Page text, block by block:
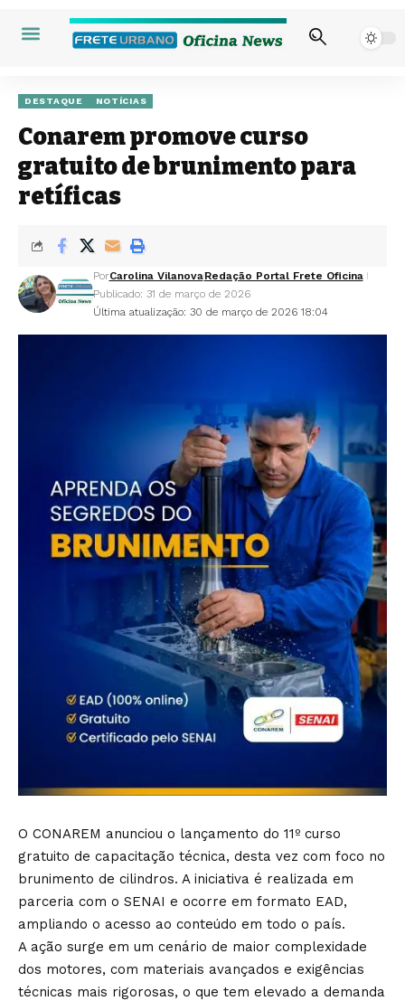
DESTAQUE NOTÍCIAS
Conarem promove curso
gratuito de brunimento para
retíficas
Última atualização: 30 de março de 2026 18:04
PorCarolina VilanovaRedação Portal Frete Oficina
Publicado: 31 de março de 2026
O CONAREM anunciou o lançamento do 11º curso
gratuito de capacitação técnica, desta vez com foco no
brunimento de cilindros. A iniciativa é realizada em
parceria com o SENAI e ocorre em formato EAD,
ampliando o acesso ao conteúdo em todo o país.
A ação surge em um cenário de maior complexidade
dos motores, com materiais avançados e exigências
técnicas mais rigorosas, o que tem elevado a demanda